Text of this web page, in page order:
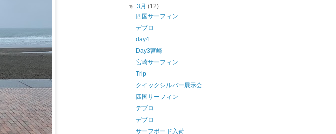
▼3月(12)
四国サーフィン
デブロ
day4
Day3宮崎
宮崎サーフィン
Trip
クイックシルバー展示会
四国サーフィン
デブロ
デブロ
サーフボード入荷